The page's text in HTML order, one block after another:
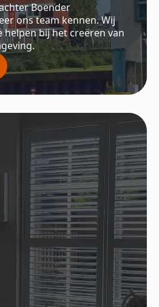
Boender
ons team kennen. Wij
helpen bij het creëren van